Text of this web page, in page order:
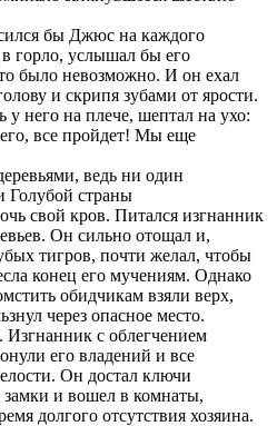
бы Джюс на каждого
горло, услышал бы его
было невозможно. И он ехал
и скрипя зубами от ярости.
него на плече, шептал на ухо:
все пройдет! Мы еще
ведь ни один
Голубой страны
свой кров. Питался изгнанник
Он сильно отощал и,
тигров, почти желал, чтобы
конец его мучениям. Однако
обидчикам взяли верх,
через опасное место.
с облегчением
его владений и все
Он достал ключи
замки и вошел в комнаты,
долгого отсутствия хозяина.